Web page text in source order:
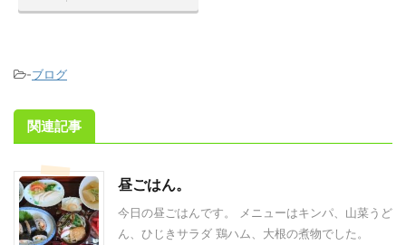
-ブログ
関連記事
昼ごはん。
今日の昼ごはんです。 メニューはキンパ、山菜うど
ん、ひじきサラダ 鶏ハム、大根の煮物でした。